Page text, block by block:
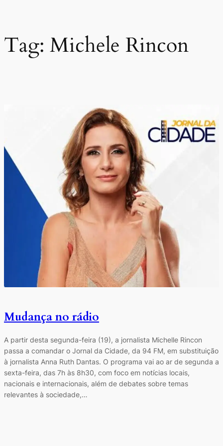
o
conteúdo
Tag: Michele Rincon
Mudança no rádio
A partir desta segunda-feira (19), a jornalista Michelle Rincon
passa a comandar o Jornal da Cidade, da 94 FM, em substituição
à jornalista Anna Ruth Dantas. O programa vai ao ar de segunda a
sexta-feira, das 7h às 8h30, com foco em notícias locais,
nacionais e internacionais, além de debates sobre temas
relevantes à sociedade,…